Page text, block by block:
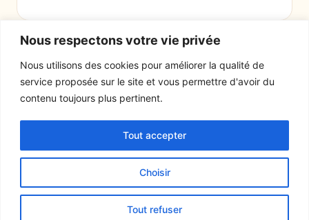
Nous respectons votre vie privée
Nous utilisons des cookies pour améliorer la qualité de
service proposée sur le site et vous permettre d'avoir du
contenu toujours plus pertinent.
Choisir
Tout refuser
Tout accepterActualités
Mentions légales
© 2026 Tout un fromage